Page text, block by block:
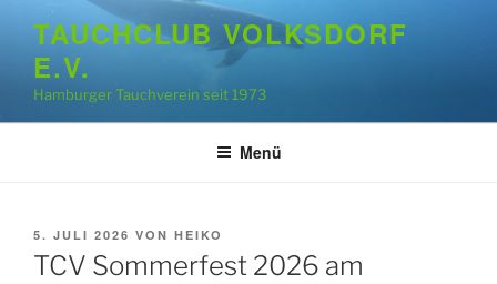
springen
TAUCHCLUB VOLKSDORF
E.V.
Hamburger Tauchverein seit 1973
Menü
VERÖFFENTLICHT
AM
5. JULI 2026 VON HEIKO
TCV Sommerfest 2026 am